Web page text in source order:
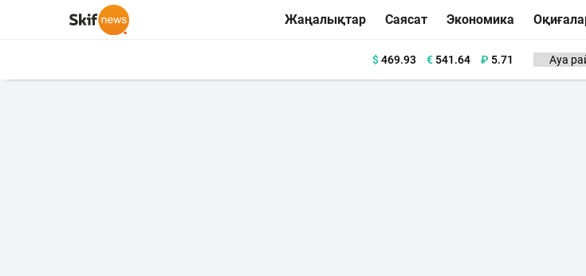
Жаңалықтар Саясат Экономика
$469.93 €541.64 ₽ 5.71